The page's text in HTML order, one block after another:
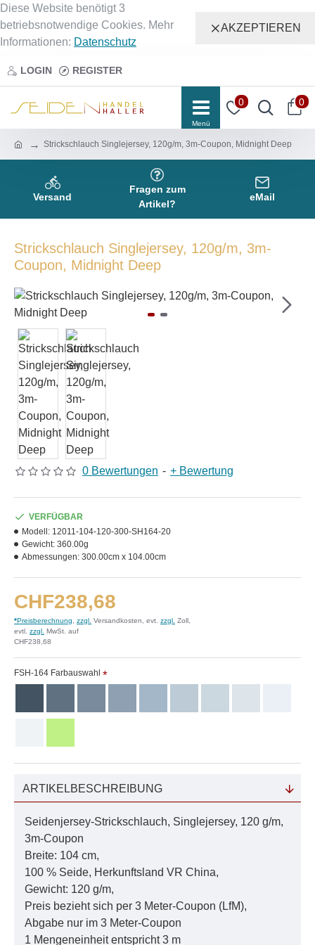
Diese Website benötigt 3
betriebsnotwendige Cookies. Mehr
Informationen: Datenschutz
AKZEPTIEREN
LOGIN REGISTER
0 0
Strickschlauch Singlejersey, 120g/m, 3m-Coupon, Midnight Deep
Versand
Fragen zum
Artikel?
eMail
Strickschlauch Singlejersey, 120g/m, 3m-
Coupon, Midnight Deep
0 Bewertungen - + Bewertung
CHF238,68
*Preisberechnung zzgl. Versandkosten, evt. zzgl. Zoll,
evtl. zzgl. MwSt. auf
CHF238,68
VERFÜGBAR
Modell: 12011-104-120-300-SH164-20
Gewicht: 360.00g
Abmessungen: 300.00cm x 104.00cm
FSH-164 Farbauswahl
ARTIKELBESCHREIBUNG
Seidenjersey-Strickschlauch, Singlejersey, 120 g/m,
3m-Coupon
Breite: 104 cm,
100 % Seide, Herkunftsland VR China,
Gewicht: 120 g/m,
Preis bezieht sich per 3 Meter-Coupon (LfM),
Abgabe nur im 3 Meter-Coupon
1 Mengeneinheit entspricht 3 m